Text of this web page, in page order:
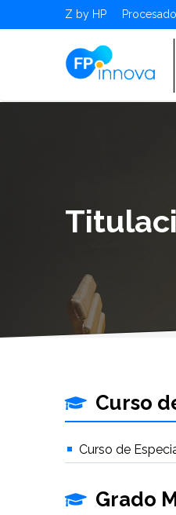
Z by HP
Curso
Curso de
Grado